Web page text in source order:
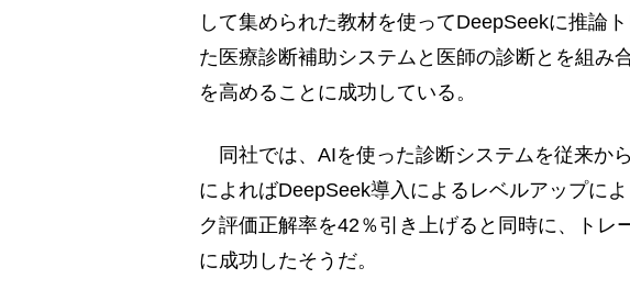
して集められた教材を使ってDeepSeekに推論
た医療診断補助システムと医師の診断とを組み
を高めることに成功している。
同社では、AIを使った診断システムを従来か
によればDeepSeek導入によるレベルアップに
ク評価正解率を42％引き上げると同時に、トレ
に成功したそうだ。